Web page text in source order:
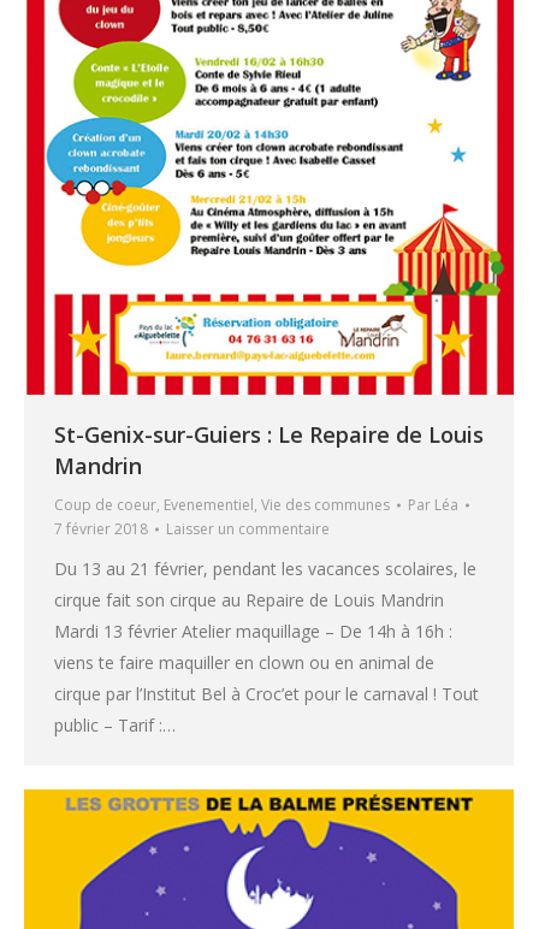
St-Genix-sur-Guiers : Le Repaire de Louis
Mandrin
Coup de coeur, Evenementiel, Vie des communes Par Léa
7 février 2018
Laisser un commentaire
Du 13 au 21 février, pendant les vacances scolaires, le
cirque fait son cirque au Repaire de Louis Mandrin
Mardi 13 février Atelier maquillage – De 14h à 16h :
viens te faire maquiller en clown ou en animal de
cirque par l’Institut Bel à Croc’et pour le carnaval ! Tout
public – Tarif :…